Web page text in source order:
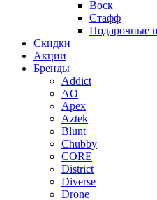
Воск
Стафф
Подарочные
Скидки
Акции
Бренды
Addict
AO
Apex
Aztek
Blunt
Chubby
CORE
District
Diverse
Drone